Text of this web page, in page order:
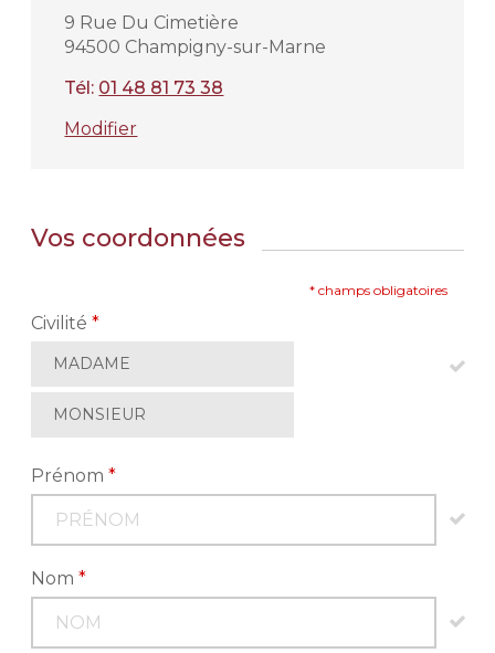
9 Rue Du Cimetière
94500 Champigny-sur-Marne
Tél: 01 48 81 73 38
Modifier
Vos coordonnées
* champs obligatoires
Civilité*
MADAME
MONSIEUR
Prénom*
Nom*